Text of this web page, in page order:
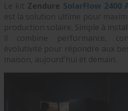
Le kit Zendure SolarFlow 2400
est la solution ultime pour
production solaire. Simple à
il combine performance,
évolutivité pour répondre aux
maison, aujourd'hui et demain.